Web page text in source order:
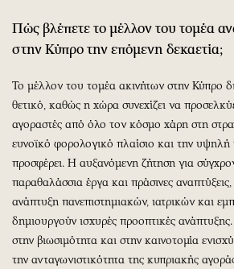
Πώς βλέπετε το μέλλον του τομέα
στην Κύπρο την επόμενη δεκαετία;
Το μέλλον του τομέα ακινήτων στην Κύπρο
θετικό, καθώς η χώρα συνεχίζει να
αγοραστές από όλο τον κόσμο χάρη στη
ευνοϊκό φορολογικό πλαίσιο και την
προσφέρει. Η αυξανόμενη ζήτηση για
παραθαλάσσια έργα και πράσινες
ανάπτυξη πανεπιστημιακών, ιατρικών και
δημιουργούν ισχυρές προοπτικές
στην βιωσιμότητα και στην καινοτομία
την ανταγωνιστικότητα της κυπριακής